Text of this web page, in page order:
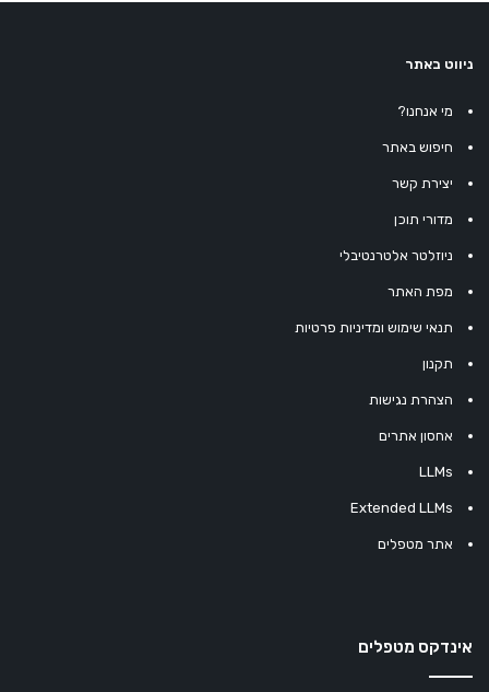
ניווט באתר
מי אנחנו?
חיפוש באתר
יצירת קשר
מדורי תוכן
ניוזלטר אלטרנטיבלי
מפת האתר
תנאי שימוש ומדיניות פרטיות
תקנון
הצהרת נגישות
אחסון אתרים
LLMs
Extended LLMs
אתר מטפלים
אינדקס מטפלים